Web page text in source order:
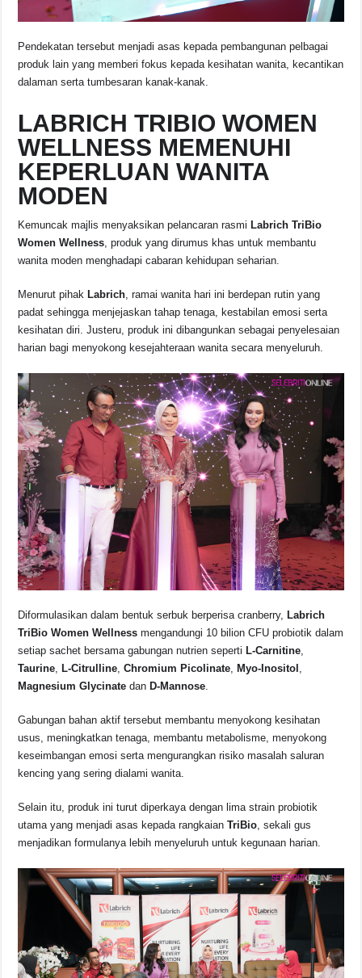
Pendekatan tersebut menjadi asas kepada pembangunan pelbagai
produk lain yang memberi fokus kepada kesihatan wanita, kecantikan
dalaman serta tumbesaran kanak-kanak.
LABRICH TRIBIO WOMEN
WELLNESS MEMENUHI
KEPERLUAN WANITA
MODEN
Kemuncak majlis menyaksikan pelancaran rasmi Labrich TriBio
Women Wellness, produk yang dirumus khas untuk membantu
wanita moden menghadapi cabaran kehidupan seharian.
Menurut pihak Labrich, ramai wanita hari ini berdepan rutin yang
padat sehingga menjejaskan tahap tenaga, kestabilan emosi serta
kesihatan diri. Justeru, produk ini dibangunkan sebagai penyelesaian
harian bagi menyokong kesejahteraan wanita secara menyeluruh.
Diformulasikan dalam bentuk serbuk berperisa cranberry, Labrich
TriBio Women Wellness mengandungi 10 bilion CFU probiotik dalam
setiap sachet bersama gabungan nutrien seperti L-Carnitine,
Taurine, L-Citrulline,Chromium Picolinate, Myo-Inositol ,
Magnesium Glycinate dan D-Mannose.
Gabungan bahan aktif tersebut membantu menyokong kesihatan
usus, meningkatkan tenaga, membantu metabolisme, menyokong
keseimbangan emosi serta mengurangkan risiko masalah saluran
kencing yang sering dialami wanita.
Selain itu, produk ini turut diperkaya dengan lima strain probiotik
utama yang menjadi asas kepada rangkaianTriBio, sekali gus
menjadikan formulanya lebih menyeluruh untuk kegunaan harian.